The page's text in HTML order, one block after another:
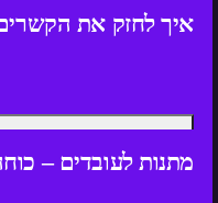
איך לחזק את הקשרים
מתנות לעובדים –